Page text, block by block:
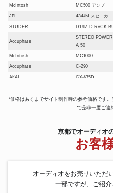
McIntosh MC500 アンプ
JBL 4344M スピーカー
STUDER D19M D-RACK
Accuphase
STEREO
A 50
McIntosh MC1000
Accuphase C-290
AKAI GX-635D
Aurex SC-Λ99
プリアンプ No.38
TC-8750-2
XK-S9000
C42 コントロール
LUXMAN
W400A-HR
スピーカー4429
*価格はあくまでサイト制作時の参考価格です
で是非一度ご連
京都でオーディオ
お客
オーディオをお売りいただ
一部ですが、ご紹介